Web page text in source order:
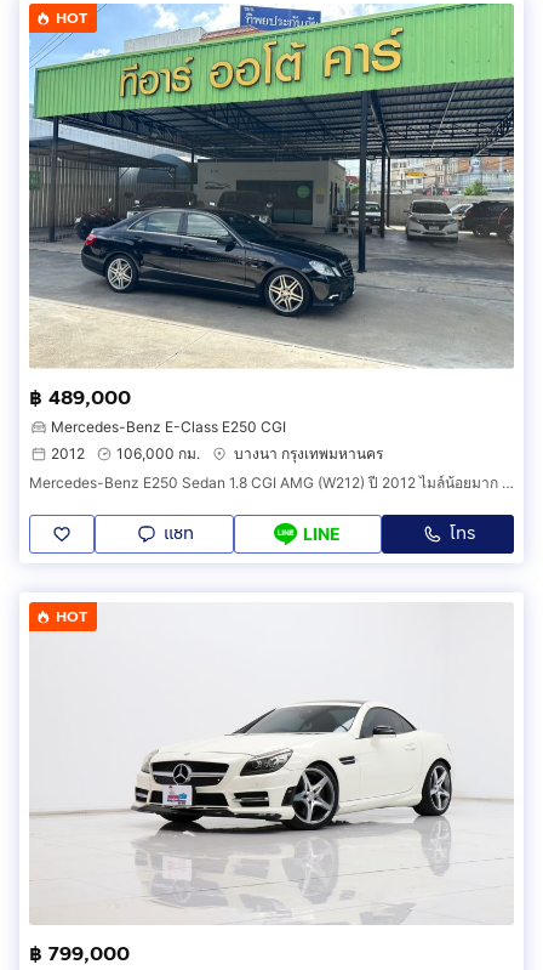
HOT
฿ 489,000
Mercedes-Benz E-Class E250 CGI
2012
106,000 กม.
บางนา กรุงเทพมหานคร
Mercedes-Benz E250 Sedan 1.8 CGI AMG (W212) ปี 2012 ไมล์น้อยมาก รถบ้านมือเดียว ไม่มีชนหนัก ไม่เคยน้ำท่วม ไม่เคยติดแก๊ส รถสวยพร้อมใช้งาน
แชท LINE โทร
HOT
฿ 799,000